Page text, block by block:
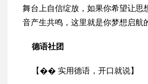
舞台上自信绽放，如果你希望让思
音产生共鸣，这里就是你梦想启航
德语社团
【�� 实用德语，开口就说】